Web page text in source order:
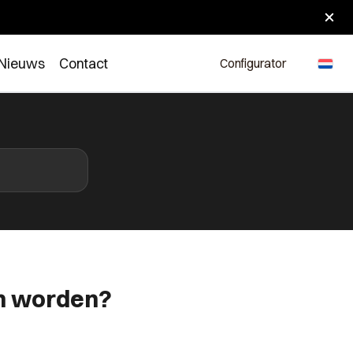
Contact Configurator
worden?